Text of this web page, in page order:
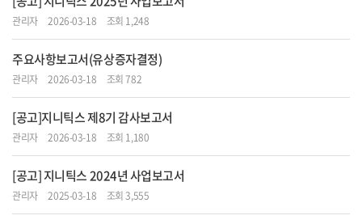
관리자 2026-03-18 조회 1,248
주요사항보고서(유상증자결정)
관리자 2026-03-18 조회 782
[공고]지니틱스 제8기 감사보고서
관리자 2026-03-18 조회 1,180
[공고] 지니틱스 2024년 사업보고서
관리자 2025-03-18 조회 3,555